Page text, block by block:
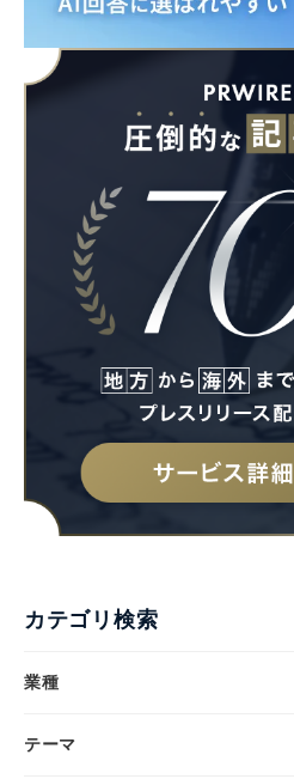
カテゴリ検索
業種
テーマ